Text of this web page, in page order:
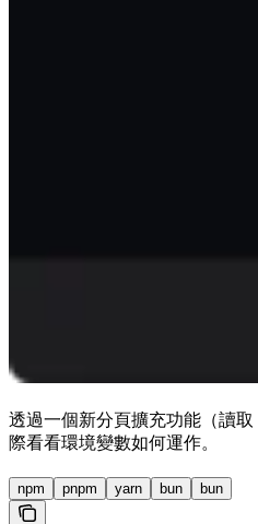
透過一個新分頁擴充功能（讀取
際看看環境變數如何運作。
npm pnpm yarn bun bun